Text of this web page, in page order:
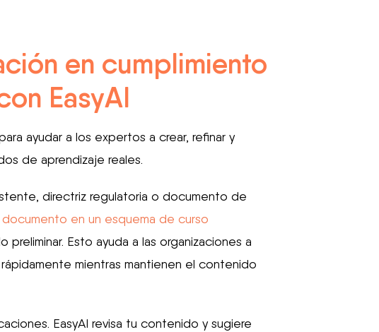
en cumplimiento
EasyAI
ayudar a los expertos a crear, refinar y
de aprendizaje reales.
directriz regulatoria o documento de
en un esquema de curso
Esto ayuda a las organizaciones a
mientras mantienen el contenido
EasyAI revisa tu contenido y sugiere